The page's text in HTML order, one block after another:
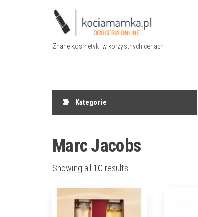
Znane kosmetyki w korzystnych cenach
Kategorie
Marc Jacobs
Showing all 10 results